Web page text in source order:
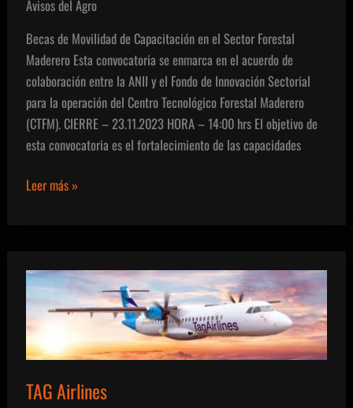
Avisos del Agro
Becas de Movilidad de Capacitación en el Sector Forestal
Maderero Esta convocatoria se enmarca en el acuerdo de
colaboración entre la ANII y el Fondo de Innovación Sectorial
para la operación del Centro Tecnológico Forestal Maderero
(CTFM). CIERRE – 23.11.2023 HORA – 14:00 hrs El objetivo de
esta convocatoria es el fortalecimiento de las capacidades
Becas
Capacitación
en
el
Sector
Forestal
Leer más »
TAG Airlines